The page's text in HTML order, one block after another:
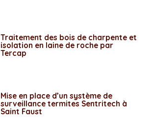
Traitement des bois de charpente et
isolation en laine de roche par
Tercap
Mise en place d’un système de
surveillance termites Sentritech à
Saint Faust